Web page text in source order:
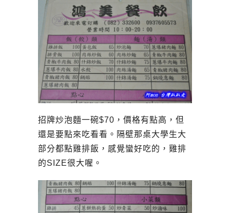
招牌炒泡麵一碗$70，價格有點高，但
還是要點來吃看看。隔壁那桌大學生大
部分都點雞排飯，感覺蠻好吃的，雞排
的SIZE很大喔。